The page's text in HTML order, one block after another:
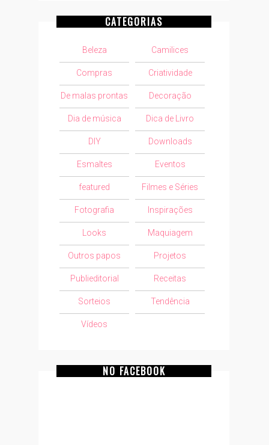
CATEGORIAS
Beleza Camilices
Compras Criatividade
De malas prontas Decoração
Dia de música Dica de Livro
DIY Downloads
Esmaltes Eventos
featured Filmes e Séries
Fotografia Inspirações
Looks Maquiagem
Outros papos Projetos
Publieditorial Receitas
Sorteios Tendência
Vídeos
NO FACEBOOK